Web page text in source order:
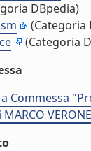
DBpedia)
(Categoria
(Categoria
Commessa